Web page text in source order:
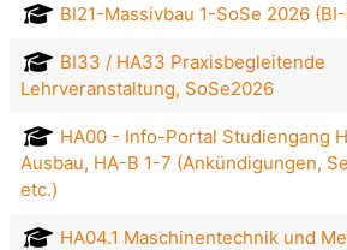
BI21-Massivbau 1-SoSe 2026
BI33 / HA33 Praxisbegleitende
Lehrveranstaltung, SoSe2026
HA00 - Info-Portal Studiengang
Ausbau, HA-B 1-7 (Ankündigungen,
etc.)
HA04.1 Maschinentechnik und